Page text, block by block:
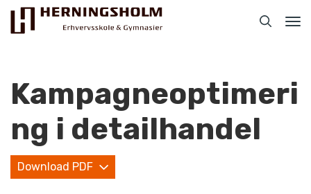
For ledige
Kampagneoptimeri
ng i detailhandel
Download PDF